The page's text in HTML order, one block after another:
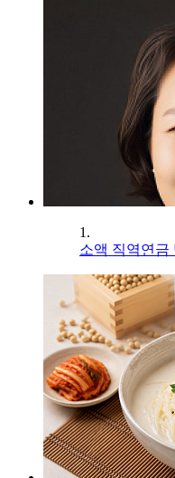
1.
소액 직역연금